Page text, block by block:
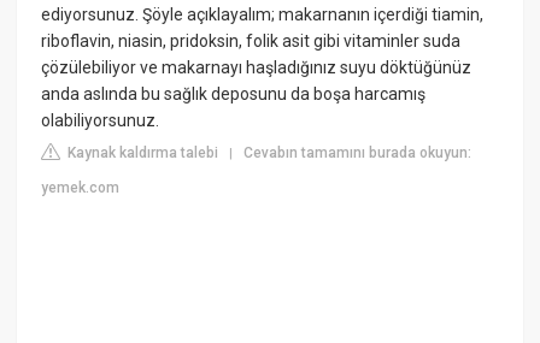
ediyorsunuz. Şöyle açıklayalım; makarnanın içerdiği tiamin,
riboflavin, niasin, pridoksin, folik asit gibi vitaminler suda
çözülebiliyor ve makarnayı haşladığınız suyu döktüğünüz
anda aslında bu sağlık deposunu da boşa harcamış
olabiliyorsunuz.
Kaynak kaldırma talebi |Cevabın tamamını burada okuyun:
yemek.com